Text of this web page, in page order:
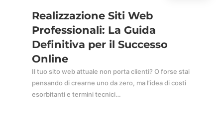
Realizzazione Siti Web
Professionali: La Guida
Definitiva per il Successo
Online
Il tuo sito web attuale non porta clienti? O forse stai
pensando di crearne uno da zero, ma l’idea di costi
esorbitanti e termini tecnici…